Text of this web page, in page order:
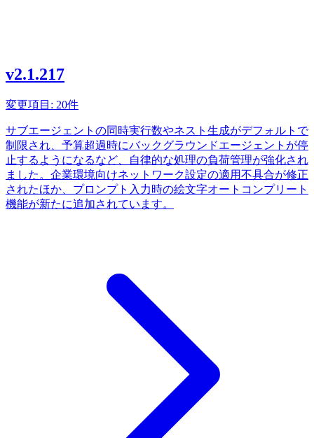
v2.1.217
変更項目: 20件
サブエージェントの同時実行数やネスト生成がデフォルトで
制限され、予算超過時にバックグラウンドエージェントが停
止するようになるなど、自律的な処理の負荷管理が強化され
ました。企業環境向けネットワーク設定の適用不具合が修正
されたほか、プロンプト入力時の絵文字オートコンプリート
機能が新たに追加されています。